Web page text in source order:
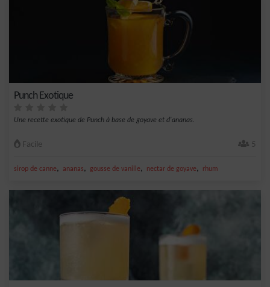
Punch Exotique
Une recette exotique de Punch à base de goyave et d'ananas.
Facile 5
sirop de canne, ananas, gousse de vanille, nectar de goyave, rhum